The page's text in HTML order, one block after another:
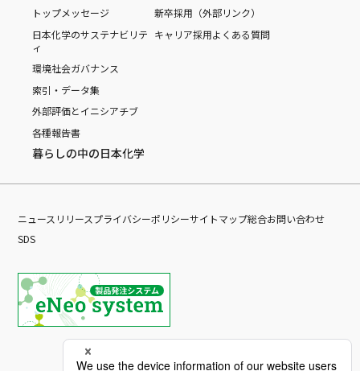
トップメッセージ
日本化学のサステナビリテ
ィ
環境社会ガバナンス
索引・データ集
外部評価とイニシアチブ
各種報告書
新卒採用（外部リンク）
キャリア採用よくある質問
暮らしの中の日本化学
ニュースリリースプライバシーポリシーサイトマップ総合お問い合わせ
SDS